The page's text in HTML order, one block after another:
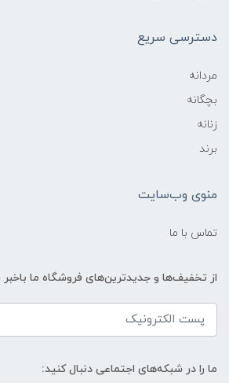
دسترسی سریع
مردانه
بچگانه
زنانه
برند
منوی وب‌سایت
تماس با ما
از تخفیف‌ها و جدیدترین‌های فروشگاه ما
ما را در شبکه‌های اجتماعی دنبال کنید: